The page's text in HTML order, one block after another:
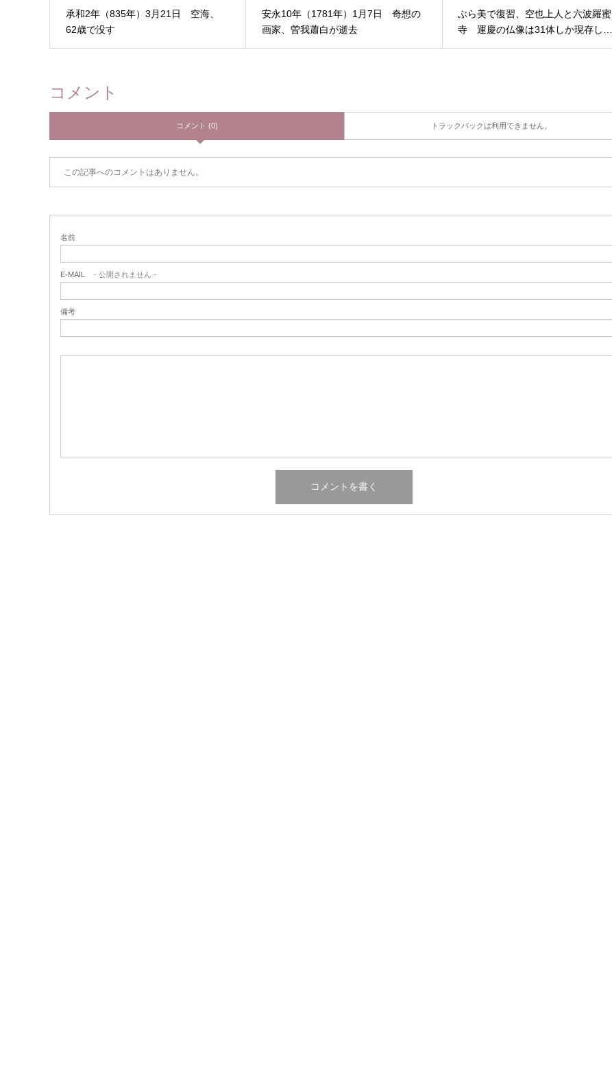
承和2年（835年）3月21日 空海、
62歳で没す
安永10年（1781年）1月7日 奇想の
画家、曽我蕭白が逝去
ぶら美で復習、空也上人と六波羅蜜
寺 運慶の仏像は31体しか現存し…
コメント
コメント (0) トラックバックは利用できません。
この記事へのコメントはありません。
名前
E-MAIL - 公開されません -
備考